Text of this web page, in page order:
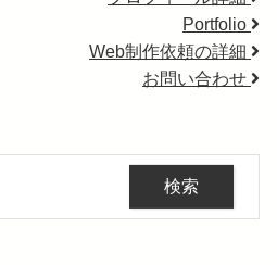
Portfolio
Web制作依頼の詳細
お問い合わせ